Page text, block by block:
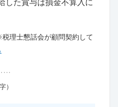
した賞与は損金不算入に
理士懇話会が顧問契約して
）